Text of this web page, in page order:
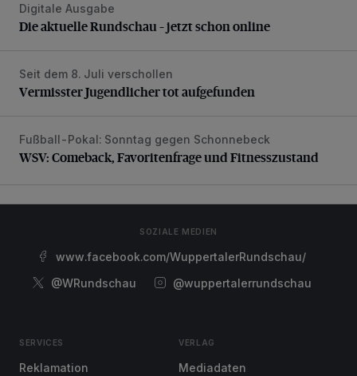
Die aktuelle Rundschau – jetzt schon online
Digitale Ausgabe
Die aktuelle Rundschau – jetzt schon online
Vermisster Jugendlicher tot aufgefunden
Seit dem 8. Juli verschollen
Vermisster Jugendlicher tot aufgefunden
WSV: Comeback, Favoritenfrage und Fitnesszustand
Fußball-Pokal: Sonntag gegen Schonnebeck
WSV: Comeback, Favoritenfrage und Fitnesszustand
SOZIALE MEDIEN
www.facebook.com/WuppertalerRundschau/
@WRundschau
@wuppertalerrundschau
SERVICES
Reklamation
VERLAG
Mediadaten